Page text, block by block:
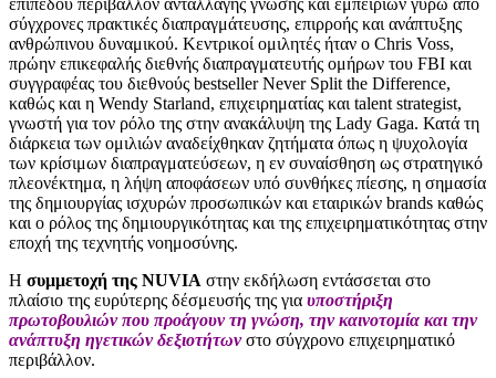
επιπέδου περιβάλλον ανταλλαγής γνώσης και εμπειριών γύρω από
σύγχρονες πρακτικές διαπραγμάτευσης, επιρροής και ανάπτυξης
ανθρώπινου δυναμικού. Κεντρικοί ομιλητές ήταν ο Chris Voss,
πρώην επικεφαλής διεθνής διαπραγματευτής ομήρων του FBI και
συγγραφέας του διεθνούς bestseller Never Split the Difference,
καθώς και η Wendy Starland, επιχειρηματίας και talent strategist,
γνωστή για τον ρόλο της στην ανακάλυψη της Lady Gaga. Κατά τη
διάρκεια των ομιλιών αναδείχθηκαν ζητήματα όπως η ψυχολογία
των κρίσιμων διαπραγματεύσεων, η εν συναίσθηση ως στρατηγικό
πλεονέκτημα, η λήψη αποφάσεων υπό συνθήκες πίεσης, η σημασία
της δημιουργίας ισχυρών προσωπικών και εταιρικών brands καθώς
και ο ρόλος της δημιουργικότητας και της επιχειρηματικότητας στην
εποχή της τεχνητής νοημοσύνης.
Η συμμετοχή της NUVIA στην εκδήλωση εντάσσεται στο
πλαίσιο της ευρύτερης δέσμευσής της για υποστήριξη
πρωτοβουλιών που προάγουν τη γνώση, την καινοτομία και την
ανάπτυξη ηγετικών δεξιοτήτων στο σύγχρονο επιχειρηματικό
περιβάλλον.